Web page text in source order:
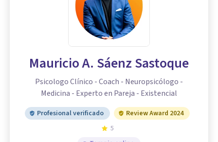
Mauricio A. Sáenz Sastoque
Psicologo Clínico - Coach - Neuropsicólogo -
Medicina - Experto en Pareja - Existencial
Profesional verificado
Review Award 2024
5